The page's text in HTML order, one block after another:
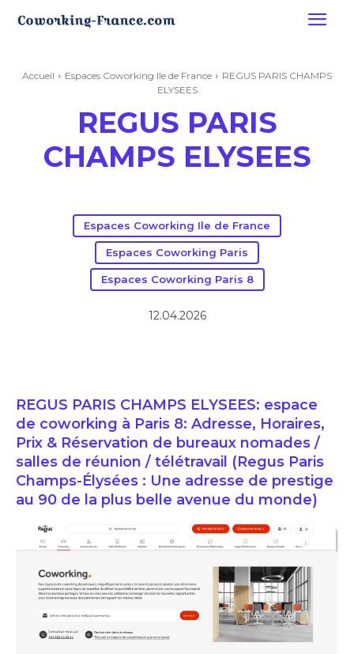
Accueil Espaces Coworking Ile de France
REGUS PARIS CHAMPS
ELYSEES
REGUS PARIS
CHAMPS ELYSEES
Espaces Coworking Ile de France
Espaces Coworking Paris
Espaces Coworking Paris 8
12.04.2026
REGUS PARIS CHAMPS ELYSEES: espace
de coworking à Paris 8: Adresse, Horaires,
Prix & Réservation de bureaux nomades /
salles de réunion / télétravail (Regus Paris
Champs-Élysées : Une adresse de prestige
au 90 de la plus belle avenue du monde)